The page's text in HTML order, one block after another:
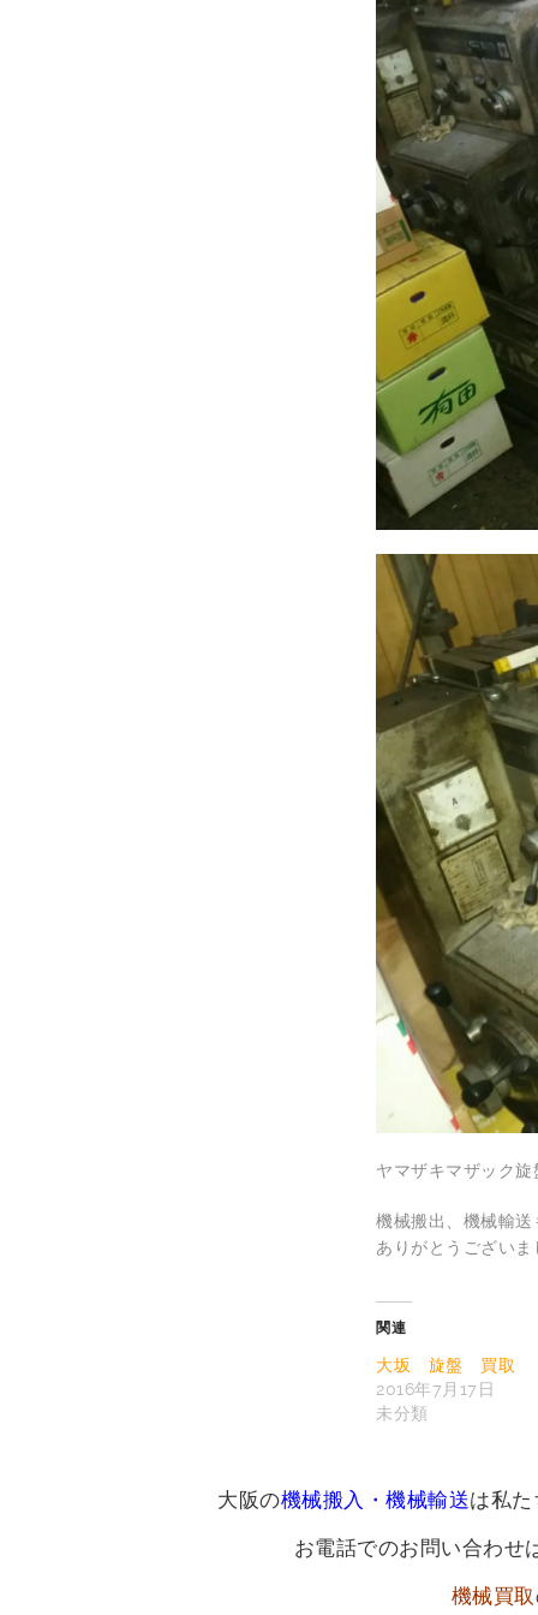
ヤマザキマザック旋
機械搬出、機械輸
ありがとうございま
関連
大坂 旋盤 買取
2016年7月17日
未分類
大阪の機械搬入・機械輸送は私
お電話でのお問い合わ
機械買取